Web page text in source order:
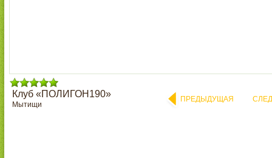
Клуб «ПОЛИГОН190»
Мытищи
ПРЕДЫДУЩАЯ